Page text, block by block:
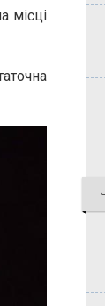
місці